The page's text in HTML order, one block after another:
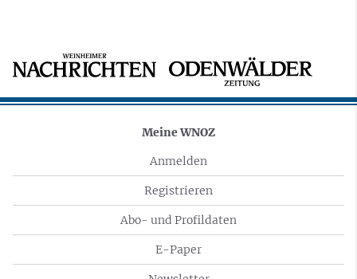
Meine WNOZ
Anmelden
Registrieren
Abo- und Profildaten
E-Paper